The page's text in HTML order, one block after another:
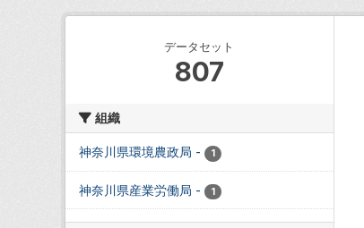
データセット
807
組織
神奈川県環境農政局 - 1
神奈川県産業労働局 - 1